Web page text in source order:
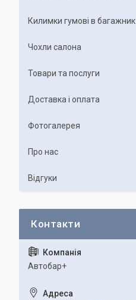
Килимки гумові в багажник
Чохли салона
Товари та послуги
Доставка і оплата
Фотогалерея
Про нас
Відгуки
Автобар+